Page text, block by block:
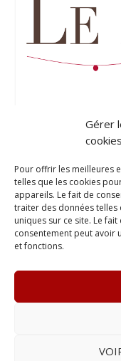
Gérer
cookies
Pour offrir les meilleures
telles que les cookies
appareils. Le fait de
traiter des données telles
uniques sur ce site. Le
consentement peut avoir
et fonctions.